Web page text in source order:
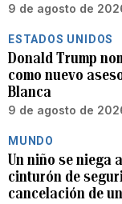
9 de agosto de
ESTADOS UNIDOS
Donald Trump
como nuevo
Blanca
9 de agosto de
MUNDO
Un niño se niega
cinturón de
cancelación de